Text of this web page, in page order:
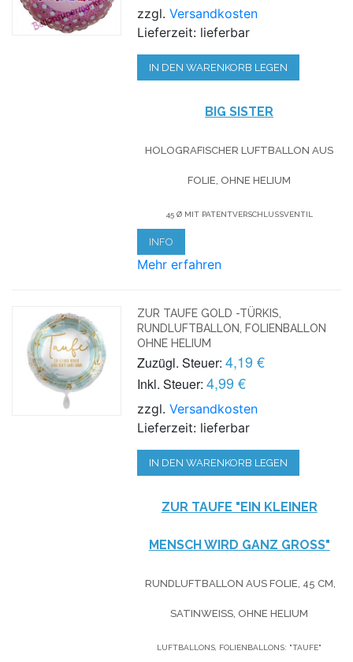
zzgl.Versandkosten
Lieferzeit: lieferbar
IN DEN WARENKORB LEGEN
BIG SISTER
HOLOGRAFISCHER LUFTBALLON AUS
FOLIE, OHNE HELIUM
45 Ø MIT PATENTVERSCHLUSSVENTIL
INFO
Mehr erfahren
ZUR TAUFE GOLD -TÜRKIS,
RUNDLUFTBALLON, FOLIENBALLON
OHNE HELIUM
Zuzügl. Steuer: 4,19 €
Inkl. Steuer: 4,99 €
zzgl.Versandkosten
Lieferzeit: lieferbar
IN DEN WARENKORB LEGEN
ZUR TAUFE "EIN KLEINER
MENSCH WIRD GANZ GROSS"
RUNDLUFTBALLON AUS FOLIE, 45 CM,
SATINWEISS, OHNE HELIUM
LUFTBALLONS, FOLIENBALLONS: "TAUFE"